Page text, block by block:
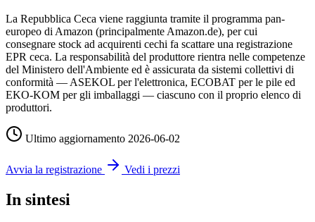
La Repubblica Ceca viene raggiunta tramite il programma pan-
europeo di Amazon (principalmente Amazon.de), per cui
consegnare stock ad acquirenti cechi fa scattare una registrazione
EPR ceca. La responsabilità del produttore rientra nelle competenze
del Ministero dell'Ambiente ed è assicurata da sistemi collettivi di
conformità — ASEKOL per l'elettronica, ECOBAT per le pile ed
EKO-KOM per gli imballaggi — ciascuno con il proprio elenco di
produttori.
Ultimo aggiornamento 2026-06-02
Avvia la registrazione Vedi i prezzi
In sintesi